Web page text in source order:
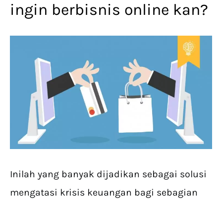
ingin berbisnis online kan?
Inilah yang banyak dijadikan sebagai solusi
mengatasi krisis keuangan bagi sebagian